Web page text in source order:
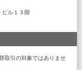
ビル１３階
取引の対象ではありませ